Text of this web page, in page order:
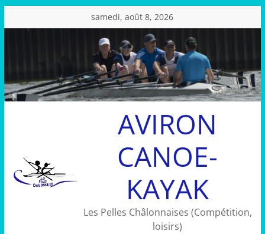
au
samedi, août 8, 2026
AVIRON
CANOE-
KAYAK
Les Pelles Châlonnaises (Compétition,
loisirs)